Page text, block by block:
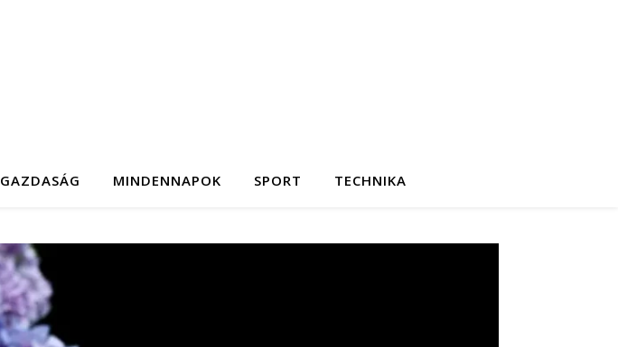
GAZDASÁG MINDENNAPOK SPORT TECHNIKA